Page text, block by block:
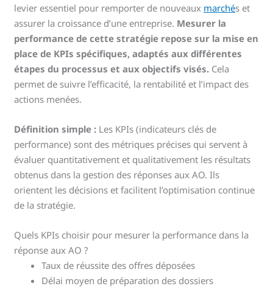
levier essentiel pour remporter de nouveaux marchés et
assurer la croissance d’une entreprise. Mesurer la
performance de cette stratégie repose sur la mise en
place de KPIs spécifiques, adaptés aux différentes
étapes du processus et aux objectifs visés. Cela
permet de suivre l’efficacité, la rentabilité et l’impact des
actions menées.
Définition simple : Les KPIs (indicateurs clés de
performance) sont des métriques précises qui servent à
évaluer quantitativement et qualitativement les résultats
obtenus dans la gestion des réponses aux AO. Ils
orientent les décisions et facilitent l’optimisation continue
de la stratégie.
Quels KPIs choisir pour mesurer la performance dans la
réponse aux AO ?
Taux de réussite des offres déposées
Délai moyen de préparation des dossiers